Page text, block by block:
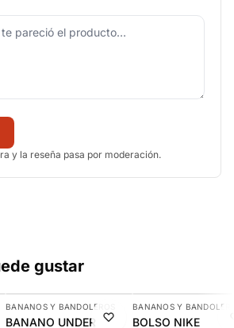
y la reseña pasa por moderación.
gustar
-11%
AGREGAR
BANANOS Y BANDOLEROS
BANANO UNDER
-11%
BANANOS Y
BOLSO NIKE